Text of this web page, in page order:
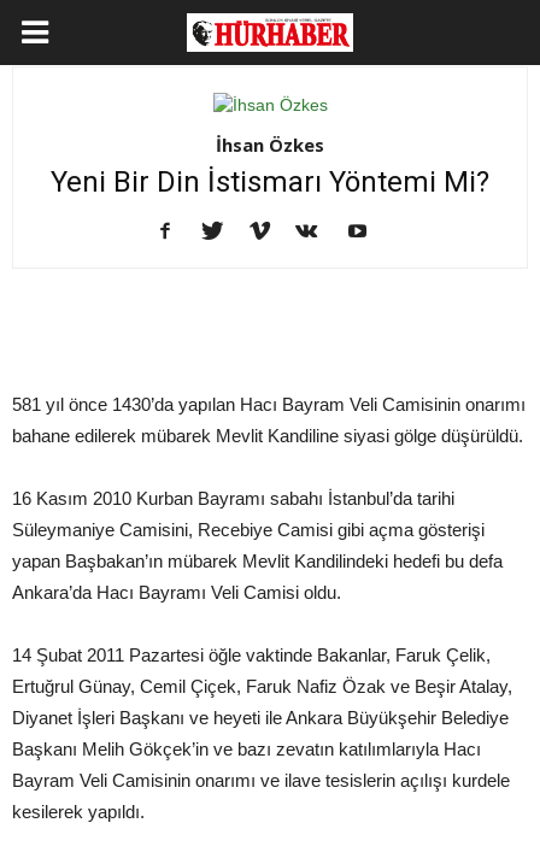
İhsan Özkes
Yeni Bir Din İstismarı Yöntemi Mi?
581 yıl önce 1430’da yapılan Hacı Bayram Veli Camisinin onarımı
bahane edilerek mübarek Mevlit Kandiline siyasi gölge düşürüldü.
16 Kasım 2010 Kurban Bayramı sabahı İstanbul’da tarihi
Süleymaniye Camisini, Recebiye Camisi gibi açma gösterişi
yapan Başbakan’ın mübarek Mevlit Kandilindeki hedefi bu defa
Ankara’da Hacı Bayramı Veli Camisi oldu.
14 Şubat 2011 Pazartesi öğle vaktinde Bakanlar, Faruk Çelik,
Ertuğrul Günay, Cemil Çiçek, Faruk Nafiz Özak ve Beşir Atalay,
Diyanet İşleri Başkanı ve heyeti ile Ankara Büyükşehir Belediye
Başkanı Melih Gökçek’in ve bazı zevatın katılımlarıyla Hacı
Bayram Veli Camisinin onarımı ve ilave tesislerin açılışı kurdele
kesilerek yapıldı.